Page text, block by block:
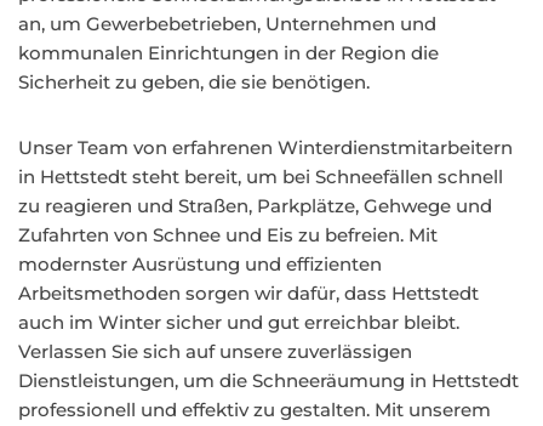
an, um Gewerbebetrieben, Unternehmen und
kommunalen Einrichtungen in der Region die
Sicherheit zu geben, die sie benötigen.
Unser Team von erfahrenen Winterdienstmitarbeitern
in Hettstedt steht bereit, um bei Schneefällen schnell
zu reagieren und Straßen, Parkplätze, Gehwege und
Zufahrten von Schnee und Eis zu befreien. Mit
modernster Ausrüstung und effizienten
Arbeitsmethoden sorgen wir dafür, dass Hettstedt
auch im Winter sicher und gut erreichbar bleibt.
Verlassen Sie sich auf unsere zuverlässigen
Dienstleistungen, um die Schneeräumung in Hettstedt
professionell und effektiv zu gestalten. Mit unserem